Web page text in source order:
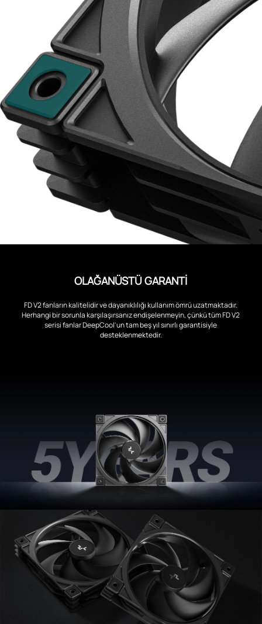
OLAĞANÜSTÜ GARANTİ
FD V2 fanların kalitelidir ve dayanıklılığı kullanım ömrü uzatmaktadır.
Herhangi bir sorunla karşılaşırsanız endişelenmeyin, çünkü tüm FD V2
serisi fanlar DeepCool'un tam beş yıl sınırlı garantisiyle
desteklenmektedir.